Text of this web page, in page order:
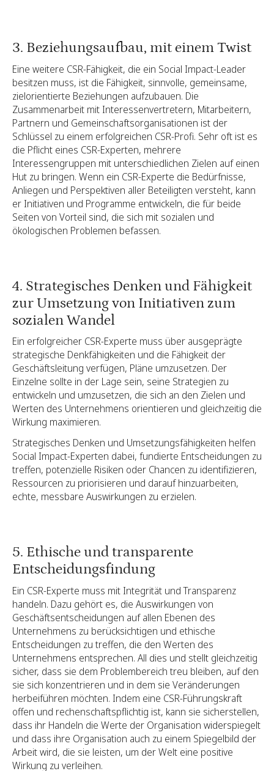
3. Beziehungsaufbau, mit einem Twist
Eine weitere CSR-Fähigkeit, die ein Social Impact-Leader
besitzen muss, ist die Fähigkeit, sinnvolle, gemeinsame,
zielorientierte Beziehungen aufzubauen. Die
Zusammenarbeit mit Interessenvertretern, Mitarbeitern,
Partnern und Gemeinschaftsorganisationen ist der
Schlüssel zu einem erfolgreichen CSR-Profi. Sehr oft ist es
die Pflicht eines CSR-Experten, mehrere
Interessengruppen mit unterschiedlichen Zielen auf einen
Hut zu bringen. Wenn ein CSR-Experte die Bedürfnisse,
Anliegen und Perspektiven aller Beteiligten versteht, kann
er Initiativen und Programme entwickeln, die für beide
Seiten von Vorteil sind, die sich mit sozialen und
ökologischen Problemen befassen.
4. Strategisches Denken und Fähigkeit
zur Umsetzung von Initiativen zum
sozialen Wandel
Ein erfolgreicher CSR-Experte muss über ausgeprägte
strategische Denkfähigkeiten und die Fähigkeit der
Geschäftsleitung verfügen, Pläne umzusetzen. Der
Einzelne sollte in der Lage sein, seine Strategien zu
entwickeln und umzusetzen, die sich an den Zielen und
Werten des Unternehmens orientieren und gleichzeitig die
Wirkung maximieren.
Strategisches Denken und Umsetzungsfähigkeiten helfen
Social Impact-Experten dabei, fundierte Entscheidungen zu
treffen, potenzielle Risiken oder Chancen zu identifizieren,
Ressourcen zu priorisieren und darauf hinzuarbeiten,
echte, messbare Auswirkungen zu erzielen.
5. Ethische und transparente
Entscheidungsfindung
Ein CSR-Experte muss mit Integrität und Transparenz
handeln. Dazu gehört es, die Auswirkungen von
Geschäftsentscheidungen auf allen Ebenen des
Unternehmens zu berücksichtigen und ethische
Entscheidungen zu treffen, die den Werten des
Unternehmens entsprechen. All dies und stellt gleichzeitig
sicher, dass sie dem Problembereich treu bleiben, auf den
sie sich konzentrieren und in dem sie Veränderungen
herbeiführen möchten. Indem eine CSR-Führungskraft
offen und rechenschaftspflichtig ist, kann sie sicherstellen,
dass ihr Handeln die Werte der Organisation widerspiegelt
und dass ihre Organisation auch zu einem Spiegelbild der
Arbeit wird, die sie leisten, um der Welt eine positive
Wirkung zu verleihen.